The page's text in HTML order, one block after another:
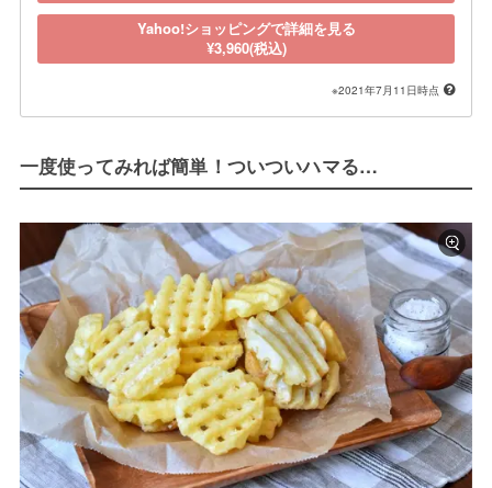
Yahoo!ショッピングで詳細を見る
¥3,960(税込)
※2021年7月11日時点
一度使ってみれば簡単！ついついハマる…